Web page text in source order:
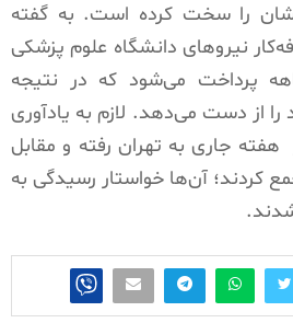
را سخت کرده است. به گفته
نیروهای دانشگاه علوم پزشکی
پرداخت می‌شود که در نتیجه
از دست می‌دهد. لازم به یادآوری
جاری به تهران رفته و مقابل
کردند؛ آن‌ها خواستار رسیدگی به